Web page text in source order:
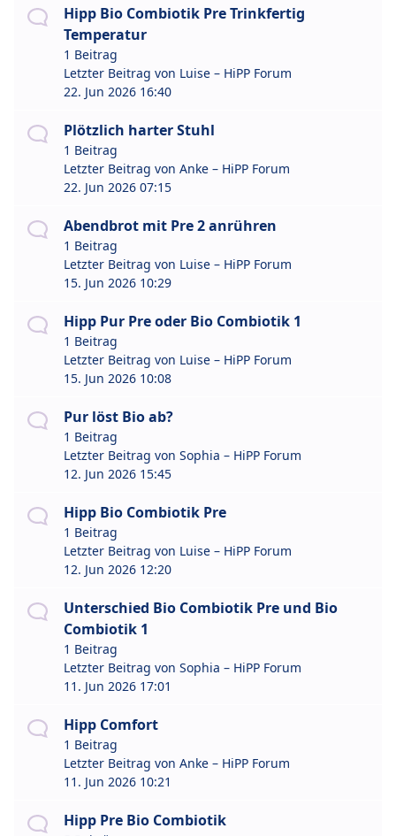
Hipp Bio Combiotik Pre Trinkfertig
Temperatur
1 Beitrag
Letzter Beitrag von Luise – HiPP Forum
22. Jun 2026 16:40
Plötzlich harter Stuhl
1 Beitrag
Letzter Beitrag von Anke – HiPP Forum
22. Jun 2026 07:15
Abendbrot mit Pre 2 anrühren
1 Beitrag
Letzter Beitrag von Luise – HiPP Forum
15. Jun 2026 10:29
Hipp Pur Pre oder Bio Combiotik 1
1 Beitrag
Letzter Beitrag von Luise – HiPP Forum
15. Jun 2026 10:08
Pur löst Bio ab?
1 Beitrag
Letzter Beitrag von Sophia – HiPP Forum
12. Jun 2026 15:45
Hipp Bio Combiotik Pre
1 Beitrag
Letzter Beitrag von Luise – HiPP Forum
12. Jun 2026 12:20
Unterschied Bio Combiotik Pre und Bio
Combiotik 1
1 Beitrag
Letzter Beitrag von Sophia – HiPP Forum
11. Jun 2026 17:01
Hipp Comfort
1 Beitrag
Letzter Beitrag von Anke – HiPP Forum
11. Jun 2026 10:21
Hipp Pre Bio Combiotik